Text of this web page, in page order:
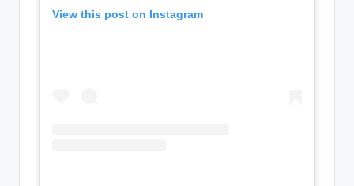
View this post on Instagram